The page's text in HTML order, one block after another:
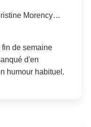
Morency…
de semaine
d'en
humour habituel.